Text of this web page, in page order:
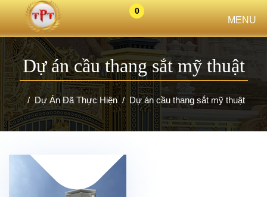
0
MENU
Dự án cầu thang sắt mỹ thuật
Dự Án Đã Thực Hiện Dự án cầu thang sắt mỹ thuật